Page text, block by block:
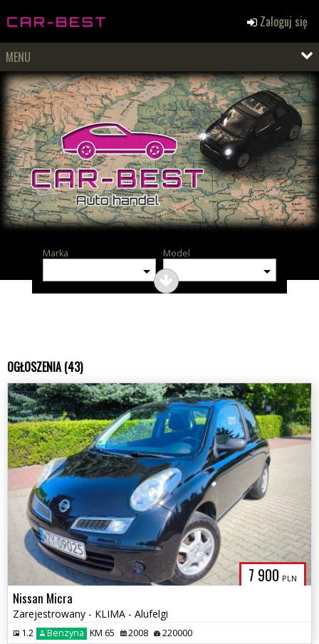
Zaloguj się
MENU
Marka Model
OGŁOSZENIA (43)
7 900 PLN
Nissan Micra
Zarejestrowany - KLIMA - Alufelgi
1.2 Benzyna KM 65 2008 220000